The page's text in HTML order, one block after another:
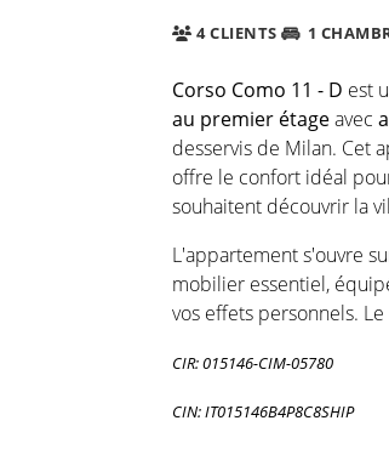
4 CLIENTS 1
Corso Como 11 - D est
au premier étageavec
desservis de Milan. Cet
offre le confort idéal
souhaitent découvrir la
L'appartement s'ouvre
mobilier essentiel,
vos effets personnels. Le
CIR: 015146-CIM-05780
CIN: IT015146B4P8C8SHIP